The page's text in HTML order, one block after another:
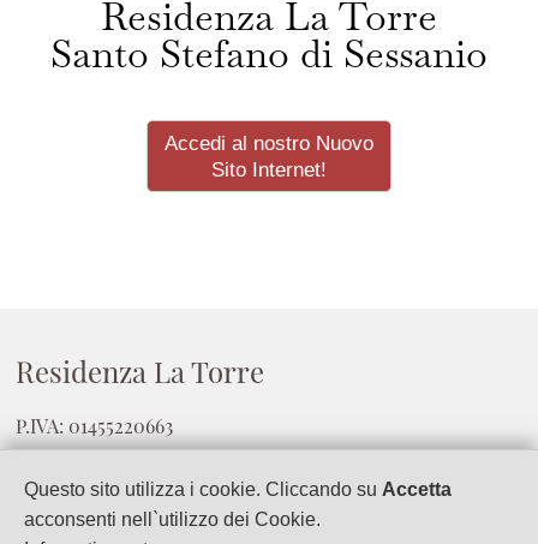
Questo sito utilizza i cookie. Cliccando su Accetta
acconsenti nell`utilizzo dei Cookie.
Residenza La Torre
Santo Stefano di Sessanio
Accedi al nostro Nuovo
Sito Internet!
Residenza La Torre
P.IVA: 01455220663
67020
Santo Stefano di Sessanio( Aq)